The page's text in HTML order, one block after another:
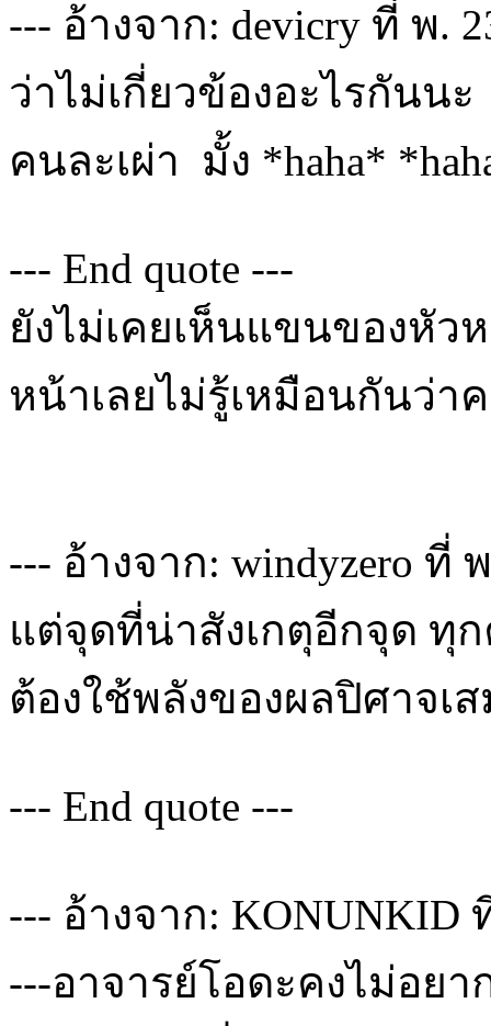
--- อ้างจาก: devicry ที่ พ.
ว่าไม่เกี่ยวข้องอะไรกัน
คนละเผ่า มั้ง *haha*
--- End quote ---
ยังไม่เคยเห็นแขนของหัว
หน้าเลยไม่รู้เหมือนกันว่าค
--- อ้างจาก: windyzero ที่
แต่จุดที่น่าสังเกตุอีกจุด ทุ
ต้องใช้พลังของผลปิศาจเ
--- End quote ---
--- อ้างจาก: KONUNKID
---อาจารย์โอดะคงไม่อย